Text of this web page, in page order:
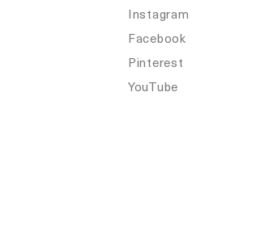
Instagram
Facebook
Pinterest
YouTube